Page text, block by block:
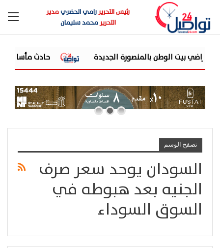
رئيس التحريررامي الحضريمدير
التحريرمحمد سليمان
حادث مأساوي في منجم السكري..
تصفح الوسم
السودان يوحد سعر صرف
الجنيه بعد هبوطه في
السوق السوداء